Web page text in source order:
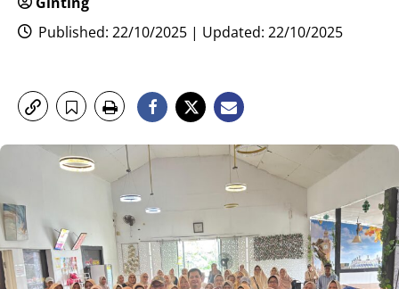
Published: 22/10/2025 | Updated: 22/10/2025